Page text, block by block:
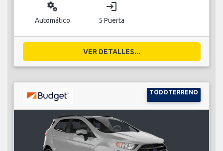
miscellaneous_services
Automático
login
5 Puerta
VER DETALLES...
TODOTERRENO